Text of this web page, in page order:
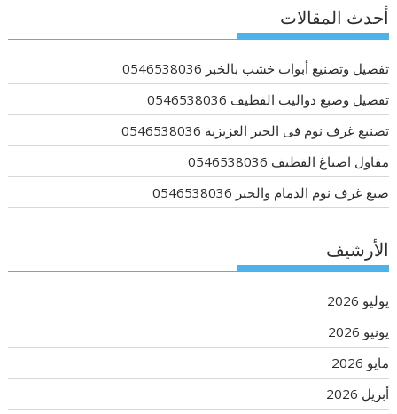
أحدث المقالات
تفصيل وتصنيع أبواب خشب بالخبر 0546538036
تفصيل وصبغ دواليب القطيف 0546538036
تصنيع غرف نوم فى الخبر العزيزية 0546538036
مقاول اصباغ القطيف 0546538036
صبغ غرف نوم الدمام والخبر 0546538036
الأرشيف
يوليو 2026
يونيو 2026
مايو 2026
أبريل 2026